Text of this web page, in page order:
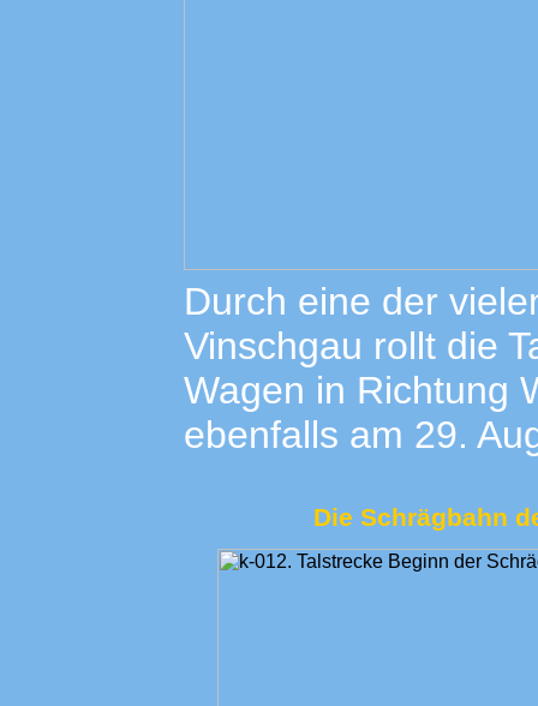
Durch eine der
Vinschgau rollt die
Wagen in Richtung
ebenfalls am 29.
Die Schrägbahn